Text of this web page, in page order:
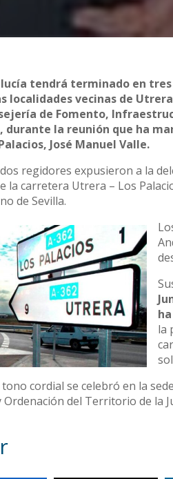
tendrá terminado en
localidades vecinas de
de Fomento,
durante la reunión que ha
José Manuel Valle.
regidores expusieron a la
la carretera Utrera – Los
de Sevilla.
la
cordial se celebró en la
del Territorio de la